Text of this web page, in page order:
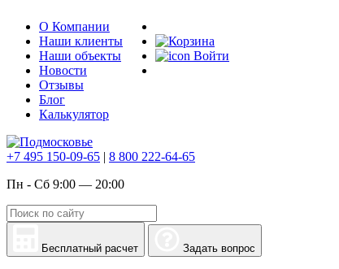
О Компании
Наши клиенты
Наши объекты
Новости
Отзывы
Блог
Калькулятор
Войти
+7 495 150-09-65 | 8 800 222-64-65
Пн - Сб 9:00 — 20:00
Бесплатный расчет Задать вопрос